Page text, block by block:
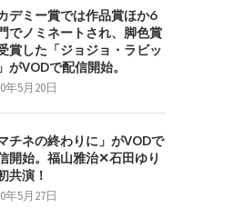
デミー賞では作品賞ほか6
でノミネートされ、脚色賞
賞した「ジョジョ・ラビッ
がVODで配信開始。
年5月20日
マチネの終わりに」がVODで
開始。福山雅治✕石田ゆり
共演！
年5月27日